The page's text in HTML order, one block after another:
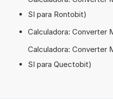
SI para Rontobit)
Calculadora: Converter
Calculadora: Converter
SI para Quectobit)